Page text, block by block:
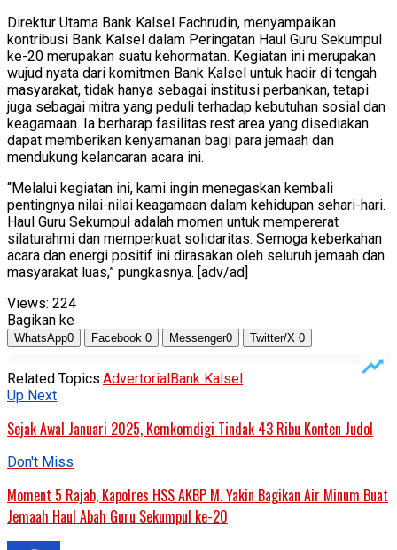
Direktur Utama Bank Kalsel Fachrudin, menyampaikan
kontribusi Bank Kalsel dalam Peringatan Haul Guru Sekumpul
ke-20 merupakan suatu kehormatan. Kegiatan ini merupakan
wujud nyata dari komitmen Bank Kalsel untuk hadir di tengah
masyarakat, tidak hanya sebagai institusi perbankan, tetapi
juga sebagai mitra yang peduli terhadap kebutuhan sosial dan
keagamaan. Ia berharap fasilitas rest area yang disediakan
dapat memberikan kenyamanan bagi para jemaah dan
mendukung kelancaran acara ini.
“Melalui kegiatan ini, kami ingin menegaskan kembali
pentingnya nilai-nilai keagamaan dalam kehidupan sehari-hari.
Haul Guru Sekumpul adalah momen untuk mempererat
silaturahmi dan memperkuat solidaritas. Semoga keberkahan
acara dan energi positif ini dirasakan oleh seluruh jemaah dan
masyarakat luas,” pungkasnya. [adv/ad]
Views: 224
Bagikan ke
WhatsApp0 Facebook 0 Messenger0 Twitter/X 0
Related Topics:AdvertorialBank Kalsel
Up Next
Sejak Awal Januari 2025, Kemkomdigi Tindak 43 Ribu Konten Judol
Don't Miss
Moment 5 Rajab, Kapolres HSS AKBP M. Yakin Bagikan Air Minum Buat
Jemaah Haul Abah Guru Sekumpul ke-20